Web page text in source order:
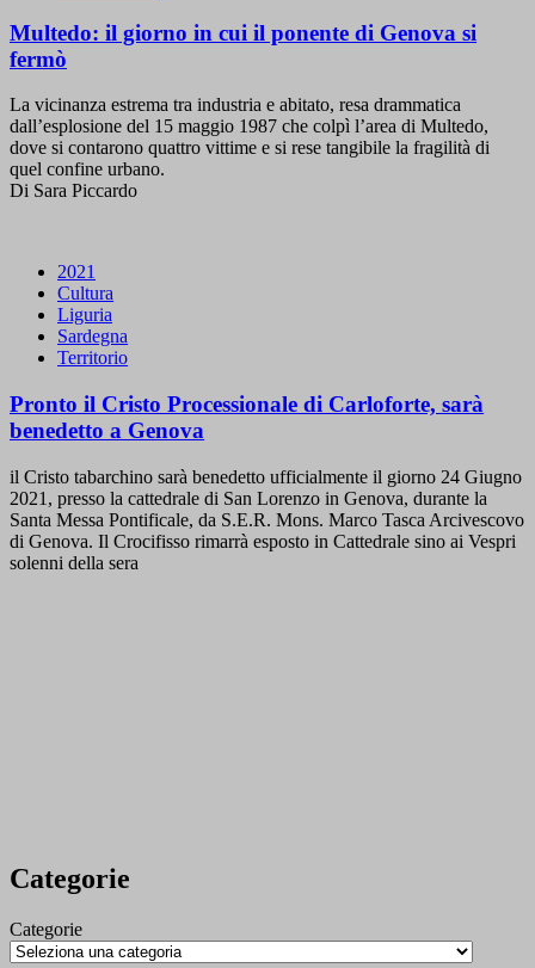
Multedo: il giorno in cui il ponente di Genova si
fermò
La vicinanza estrema tra industria e abitato, resa drammatica
dall’esplosione del 15 maggio 1987 che colpì l’area di Multedo,
dove si contarono quattro vittime e si rese tangibile la fragilità di
quel confine urbano.
Di Sara Piccardo
2021
Cultura
Liguria
Sardegna
Territorio
Pronto il Cristo Processionale di Carloforte, sarà
benedetto a Genova
il Cristo tabarchino sarà benedetto ufficialmente il giorno 24 Giugno
2021, presso la cattedrale di San Lorenzo in Genova, durante la
Santa Messa Pontificale, da S.E.R. Mons. Marco Tasca Arcivescovo
di Genova. Il Crocifisso rimarrà esposto in Cattedrale sino ai Vespri
solenni della sera
Categorie
Categorie